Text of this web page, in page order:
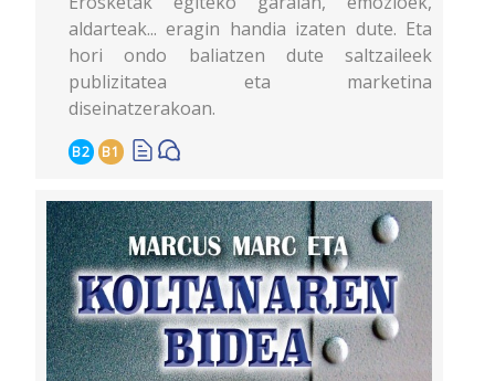
aldarteak... eragin handia izaten dute. Eta
hori ondo baliatzen dute saltzaileek
publizitatea eta marketina
diseinatzerakoan.
B2 B1